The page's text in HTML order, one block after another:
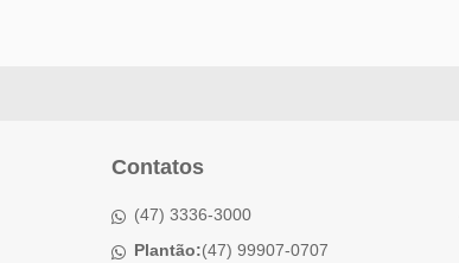
Contatos
(47) 3336-3000
Plantão:(47) 99907-0707